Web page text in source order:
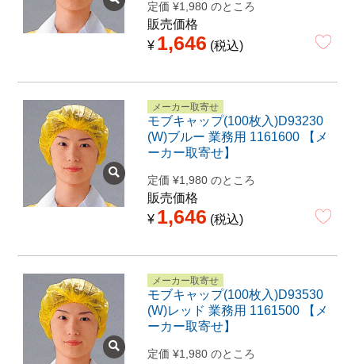
定価 ¥1,980 のところ
販売価格
¥ 1,646 税込
メーカー取寄せ
モブキャップ(100枚入)D93230
(W)ブルー 業務用 1161600 【メ
ーカー取寄せ】
定価 ¥1,980 のところ
販売価格
¥ 1,646 税込
メーカー取寄せ
モブキャップ(100枚入)D93530
(W)レッド 業務用 1161500 【メ
ーカー取寄せ】
定価 ¥1,980 のところ